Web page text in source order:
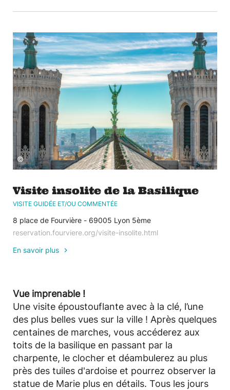
©
Visite insolite de la Basilique
VISITE GUIDÉE ET/OU COMMENTÉE
8 place de Fourvière - 69005 Lyon 5ème
reservation.fourviere.org/visite-insolite.html
En savoir plus
Vue imprenable !
Une visite époustouflante avec à la clé, l’une
des plus belles vues sur la ville ! Après quelques
centaines de marches, vous accéderez aux
toits de la basilique en passant par la
charpente, le clocher et déambulerez au plus
près des tuiles d'ardoise et pourrez observer la
statue de Marie plus en détails. Tous les jours